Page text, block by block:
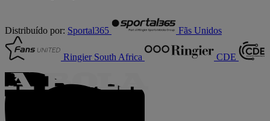
Distribuído por: Sportal365 Fãs Unidos
Ringier South Africa CDE